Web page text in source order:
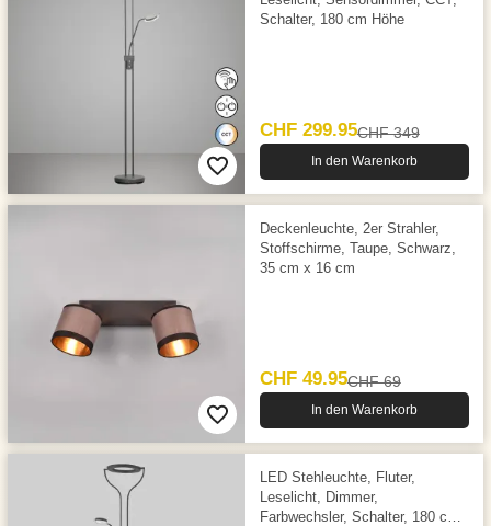
Schalter, 180 cm Höhe
CHF 299.95CHF 349
In den Warenkorb
Deckenleuchte, 2er Strahler,
Stoffschirme, Taupe, Schwarz,
35 cm x 16 cm
CHF 49.95CHF 69
In den Warenkorb
LED Stehleuchte, Fluter,
Leselicht, Dimmer,
Farbwechsler, Schalter, 180 cm